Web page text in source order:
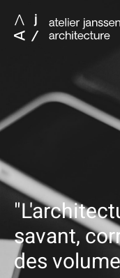
savant,
des